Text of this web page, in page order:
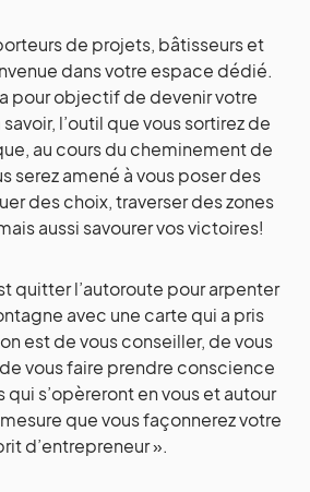
de projets, bâtisseurs et
dans votre espace dédié.
pour objectif de devenir votre
l’outil que vous sortirez de
au cours du cheminement de
serez amené à vous poser des
des choix, traverser des zones
aussi savourer vos victoires!
quitter l’autoroute pour arpenter
avec une carte qui a pris
est de vous conseiller, de vous
vous faire prendre conscience
s’opèreront en vous et autour
que vous façonnerez votre
d’entrepreneur ».